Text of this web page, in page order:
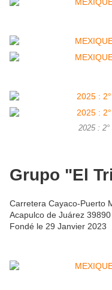
2025 :
Grupo "El
Carretera Cayaco-Puerto
Acapulco de Juárez
Fondé le 29 Janvier 2023